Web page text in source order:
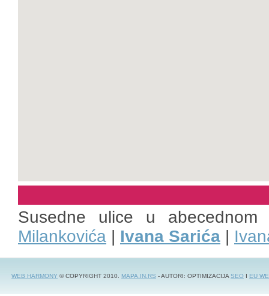
Susedne ulice u
Milankovića | Ivana Sarića |
WEB HARMONY © COPYRIGHT 2010. MAPA.IN.RS - AUTORI: OPTIMIZACIJASEO I EU